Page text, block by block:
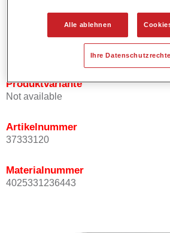
Verarbeitung.
Eignet sich für alle Ganz- und
hohen Temperaturen.
Produktvariante
Not available
Artikelnummer
37333120
Materialnummer
4025331236443
Alle ablehnen
Ihre Datenschutzrechte